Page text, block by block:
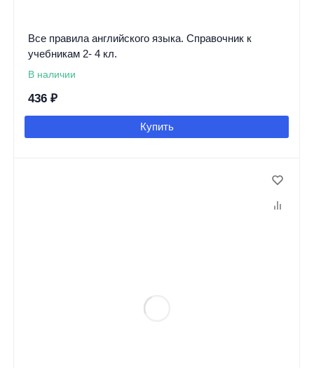
Все правила английского языка. Справочник к
учебникам 2- 4 кл.
В наличии
436 ₽
Купить